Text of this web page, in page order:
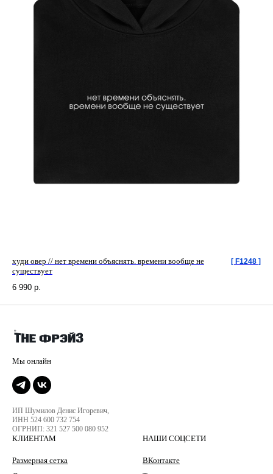
худи овер // нет времени объяснять. времени вообще не
существует
[ F1248 ]
6 990 р.
ИП Шумилов Денис Игоревич,
ИНН 524 600 732 754
ОГРНИП: 321 527 500 080 952
КЛИЕНТАМ
Размерная сетка
НАШИ СОЦСЕТИ
ВКонтакте